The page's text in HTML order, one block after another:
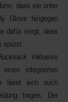
dass sie unter
Glove hingegen
dafür sorgt, dass
spürst.
inklusive
integrierten
lässt sich auch
tragen. Der